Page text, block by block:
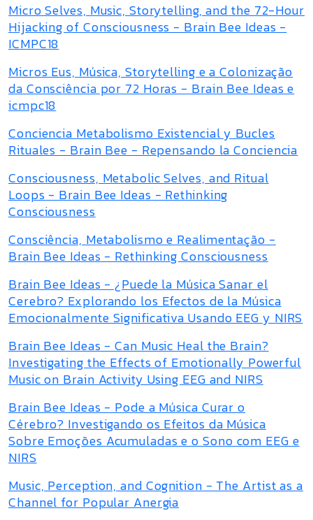
Micro Selves, Music, Storytelling, and the 72-Hour
Hijacking of Consciousness - Brain Bee Ideas -
ICMPC18
Micros Eus, Música, Storytelling e a Colonização
da Consciência por 72 Horas - Brain Bee Ideas e
icmpc18
Conciencia Metabolismo Existencial y Bucles
Rituales - Brain Bee - Repensando la Conciencia
Consciousness, Metabolic Selves, and Ritual
Loops - Brain Bee Ideas - Rethinking
Consciousness
Consciência, Metabolismo e Realimentação -
Brain Bee Ideas - Rethinking Consciousness
Brain Bee Ideas - ¿Puede la Música Sanar el
Cerebro? Explorando los Efectos de la Música
Emocionalmente Significativa Usando EEG y NIRS
Brain Bee Ideas - Can Music Heal the Brain?
Investigating the Effects of Emotionally Powerful
Music on Brain Activity Using EEG and NIRS
Brain Bee Ideas - Pode a Música Curar o
Cérebro? Investigando os Efeitos da Música
Sobre Emoções Acumuladas e o Sono com EEG e
NIRS
Music, Perception, and Cognition - The Artist as a
Channel for Popular Anergia